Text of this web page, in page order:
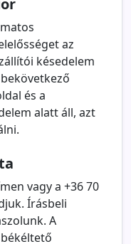
az
késedelem
és a
alatt áll, azt
vagy a +36 70
Írásbeli
A